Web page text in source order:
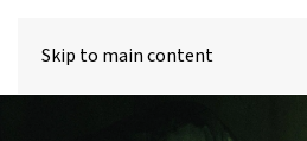
Skip to main content